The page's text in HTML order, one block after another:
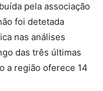
pela associação
foi detetada
nas análises
das três últimas
a região oferece 14